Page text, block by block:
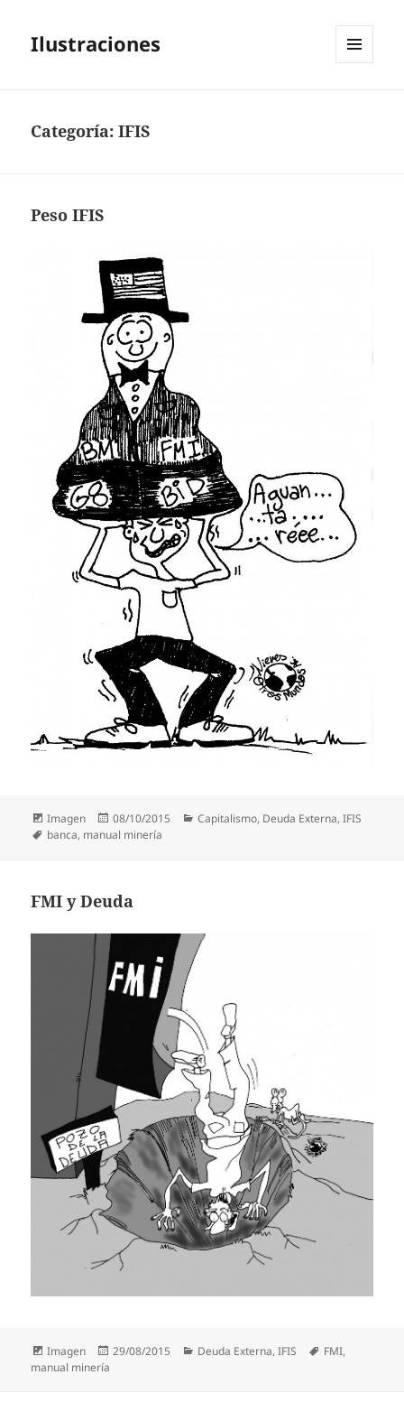
Ilustraciones
Categoría:IFIS
Peso IFIS
Formato
Imagen
Publicado
el
08/10/2015 Categorías
Capitalismo, Deuda Externa,IFIS
Etiquetas
banca, manual minería
FMI y Deuda
Formato
Imagen
Publicado
29/08/2015 Categorías
Deuda Externa,IFIS Etiquetas
FMI,
manual minería